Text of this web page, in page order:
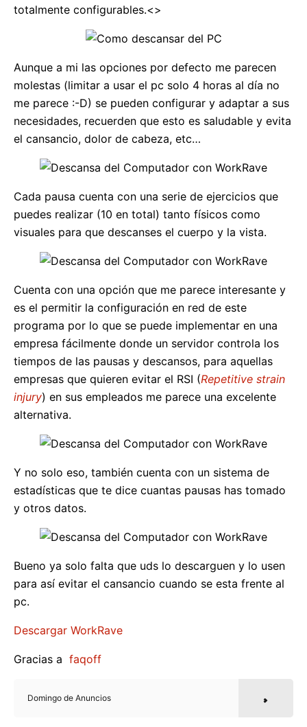
totalmente configurables.<>
Aunque a mi las opciones por defecto me parecen
molestas (limitar a usar el pc solo 4 horas al día no
me parece :-D) se pueden configurar y adaptar a sus
necesidades, recuerden que esto es saludable y evita
el cansancio, dolor de cabeza, etc…
Cada pausa cuenta con una serie de ejercicios que
puedes realizar (10 en total) tanto físicos como
visuales para que descanses el cuerpo y la vista.
Cuenta con una opción que me parece interesante y
es el permitir la configuración en red de este
programa por lo que se puede implementar en una
empresa fácilmente donde un servidor controla los
tiempos de las pausas y descansos, para aquellas
empresas que quieren evitar el RSI (Repetitive strain
injury) en sus empleados me parece una excelente
alternativa.
Y no solo eso, también cuenta con un sistema de
estadísticas que te dice cuantas pausas has tomado
y otros datos.
Bueno ya solo falta que uds lo descarguen y lo usen
para así evitar el cansancio cuando se esta frente al
pc.
Descargar WorkRave
Gracias a faqoff
Domingo de Anuncios